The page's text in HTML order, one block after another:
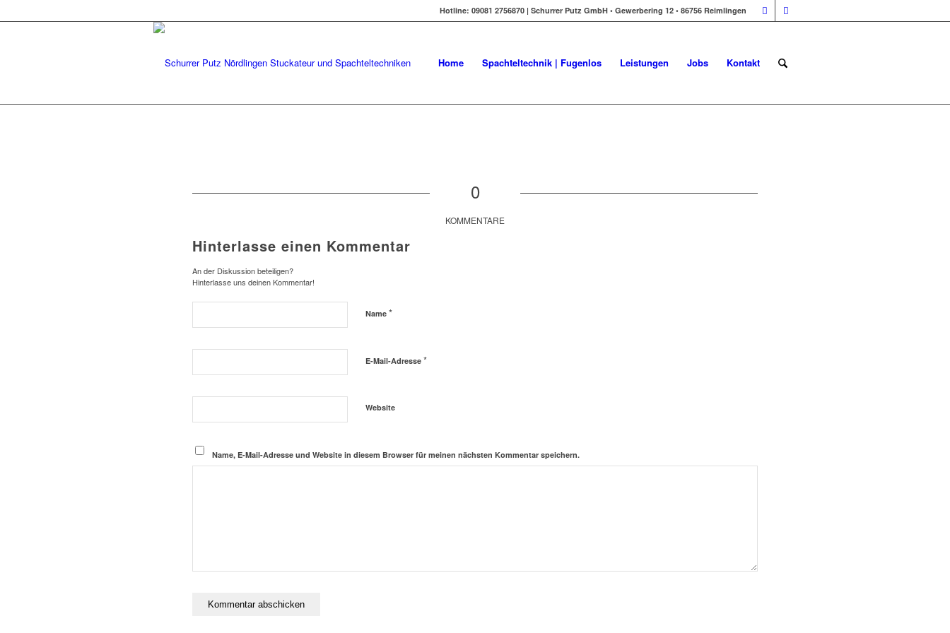
Hotline: 09081 2756870 | Schurrer Putz GmbH • Gewerbering 12 • 86756 Reimlingen
Home Spachteltechnik | Fugenlos Leistungen Jobs Kontakt
0
KOMMENTARE
Hinterlasse einen Kommentar
An der Diskussion beteiligen?
Hinterlasse uns deinen Kommentar!
Name *
E-Mail-Adresse *
Website
Name, E-Mail-Adresse und Website in diesem Browser für meinen nächsten Kommentar speichern.